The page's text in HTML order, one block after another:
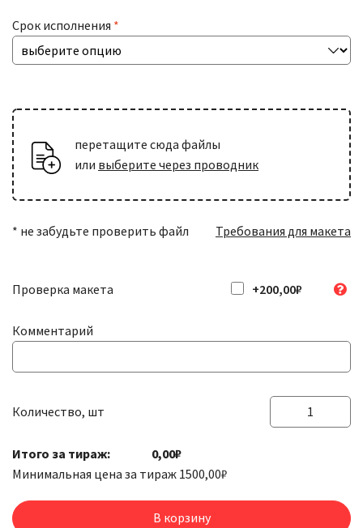
КОНТАКТЫ
Срок исполнения *
перетащите сюда файлы
или выберите через проводник
* не забудьте проверить файл Требования для макета
Проверка макета +200,00₽
Комментарий
Количество, шт
Количество
Наклейки
Итого за тираж:
0,00₽
Минимальная цена за тираж 1500,00₽
В корзину